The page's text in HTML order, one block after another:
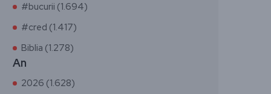
#bucurii (1.694)
#cred (1.417)
Biblia (1.278)
An
2026 (1.628)